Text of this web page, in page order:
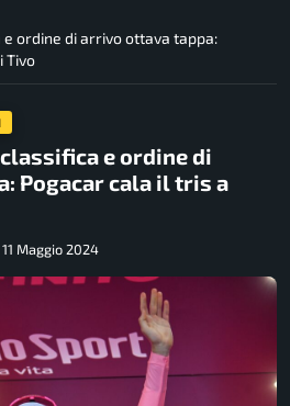
e ordine di arrivo ottava tappa:
Tivo
e ordine di
Pogacar cala il tris a
11 Maggio 2024